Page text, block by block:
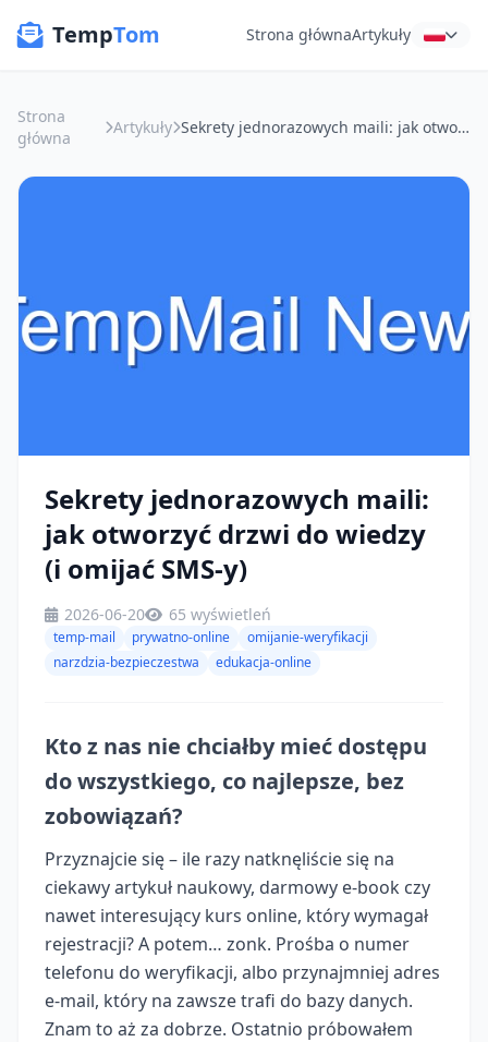
TempTom Strona głównaArtykuły
Strona
główna
Artykuły Sekrety jednorazowych maili: jak otworzyć drzwi do wiedzy (i omijać SMS-y)
Sekrety jednorazowych maili:
jak otworzyć drzwi do wiedzy
(i omijać SMS-y)
2026-06-20 65 wyświetleń
temp-mail prywatno-online
omijanie-weryfikacji
narzdzia-bezpieczestwa
edukacja-online
Kto z nas nie chciałby mieć dostępu
do wszystkiego, co najlepsze, bez
zobowiązań?
Przyznajcie się – ile razy natknęliście się na
ciekawy artykuł naukowy, darmowy e-book czy
nawet interesujący kurs online, który wymagał
rejestracji? A potem… zonk. Prośba o numer
telefonu do weryfikacji, albo przynajmniej adres
e-mail, który na zawsze trafi do bazy danych.
Znam to aż za dobrze. Ostatnio próbowałem